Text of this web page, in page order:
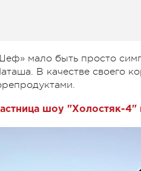
мало быть просто
В качестве своего
шоу "Холостяк-